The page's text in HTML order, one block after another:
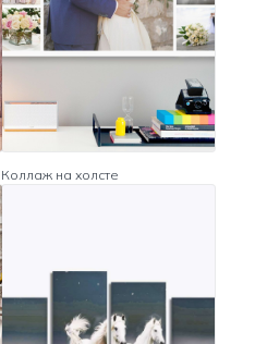
Коллаж на холсте